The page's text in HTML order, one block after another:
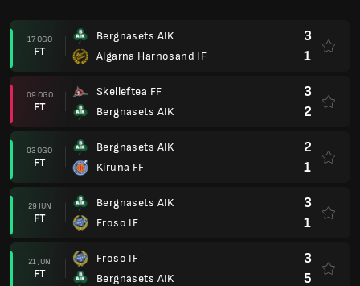
21 JUN
FT
Froso IF
Bergnasets AIK
3
5
15 JUN
FT
Bergnasets AIK
Taftea IK
4
2
06 JUN
FT
IFK Ostersund
Bergnasets AIK
1
1
01 JUN
FT
Bergnasets AIK
Ytterhogdals IK
1
0
26 MEI
FT
Lucksta IF
Bergnasets AIK
2
4